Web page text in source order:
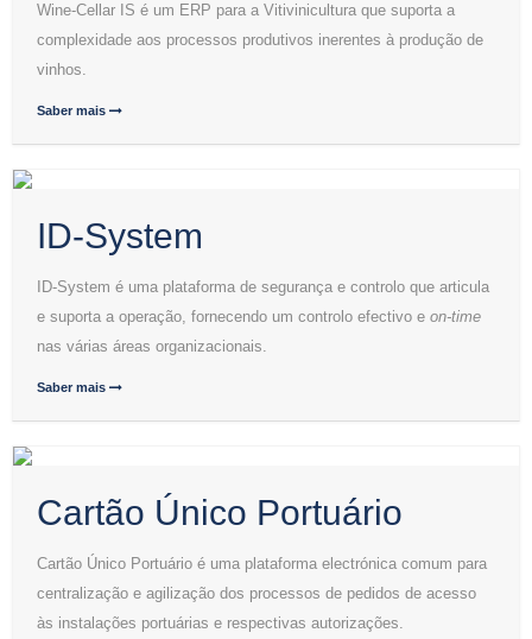
Wine-Cellar IS é um ERP para a Vitivinicultura que suporta a
complexidade aos processos produtivos inerentes à produção de
vinhos.
Saber mais
ID-System
ID-System é uma plataforma de segurança e controlo que articula
e suporta a operação, fornecendo um controlo efectivo e on-time
nas várias áreas organizacionais.
Saber mais
Cartão Único Portuário
Cartão Único Portuário é uma plataforma electrónica comum para
centralização e agilização dos processos de pedidos de acesso
às instalações portuárias e respectivas autorizações.